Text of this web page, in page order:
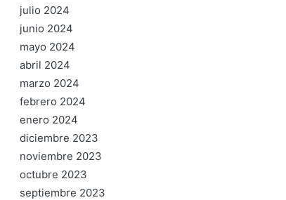
julio 2024
junio 2024
mayo 2024
abril 2024
marzo 2024
febrero 2024
enero 2024
diciembre 2023
noviembre 2023
octubre 2023
septiembre 2023